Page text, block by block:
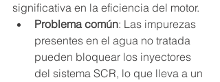
significativa en la eficiencia del motor.
Problema común: Las impurezas
presentes en el agua no tratada
pueden bloquear los inyectores
del sistema SCR, lo que lleva a un